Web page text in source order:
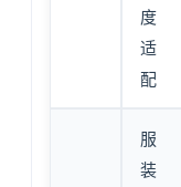
度
适
配
服
装